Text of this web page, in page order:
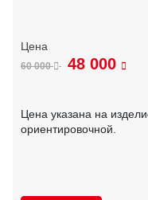
60 000 48 000
Цена указана на
ориентировочной.